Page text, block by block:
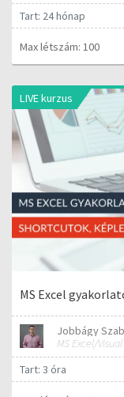
Tart: 24 hónap
Max létszám: 100
LIVE kurzus
MS Excel
Jobbágy
Tart: 3 óra